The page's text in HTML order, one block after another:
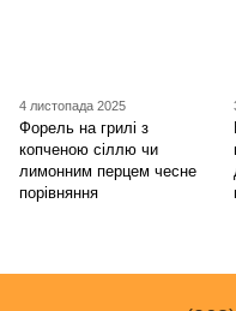
4 листопада 2025
Форель на грилі з
копченою сіллю чи
лимонним перцем чесне
порівняння